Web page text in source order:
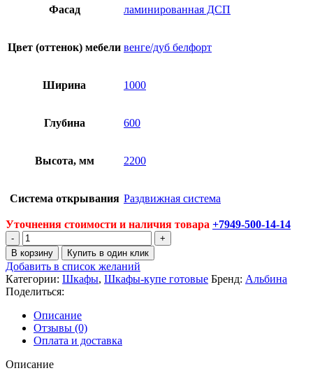
Фасад ламинированная ДСП
Цвет (оттенок) мебели венге/дуб белфорт
Ширина 1000
Глубина 600
Высота, мм 2200
Система открывания Раздвижная система
Уточнения стоимости и наличия товара +7949-500-14-14
Количество
товара
Шкаф
купе
Лотос
1000
В корзину Купить в один клик
Добавить в список желаний
Категории: Шкафы, Шкафы-купе готовые Бренд: Альбина
Поделиться:
Описание
Отзывы (0)
Оплата и доставка
Описание